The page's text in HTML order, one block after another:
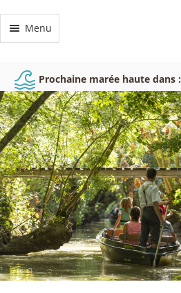
Menu
Prochaine marée haute dans :